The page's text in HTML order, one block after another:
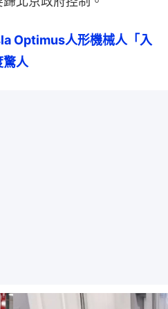
Optimus人形機械人「入
驚人